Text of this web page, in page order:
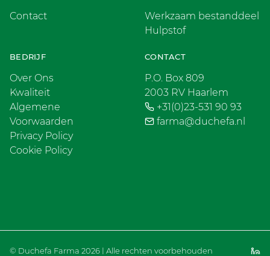
Contact
Werkzaam bestanddeel
Hulpstof
BEDRIJF
Over Ons
Kwaliteit
Algemene
Voorwaarden
Privacy Policy
Cookie Policy
CONTACT
P.O. Box 809
2003 RV Haarlem
+31(0)23-531 90 93
farma@duchefa.nl
© Duchefa Farma 2026 | Alle rechten voorbehouden